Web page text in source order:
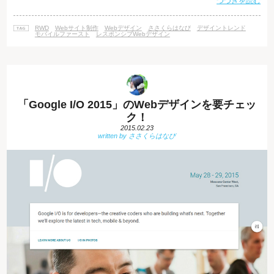
マートフォンでインターネットをするユーザーはPCの約2倍！？ 視聴行動
分析サービスを提供するニールセンによると、ほぼ毎日インターネットを
RWD Webサイト制作 Webデザイン ささくらはなび
デザイントレンド
モバイルファースト
レスポンシブWebデザイン
「Google I/O 2015」のWebデザインを要チェッ
ク！
2015.02.23